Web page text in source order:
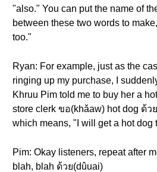
"also." You can put the name of
between these two words to
too."
Ryan: For example, just as the
ringing up my purchase, I
Khruu Pim told me to buy her a
store clerk ขอ(khǎaw) hot dog ด้ว
which means, "I will get a hot dog
Pim: Okay listeners, repeat after
blah, blah ด้วย(dûuai)